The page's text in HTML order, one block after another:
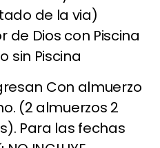
de la via)
de Dios con Piscina
sin Piscina
Con almuerzo
(2 almuerzos 2
Para las fechas